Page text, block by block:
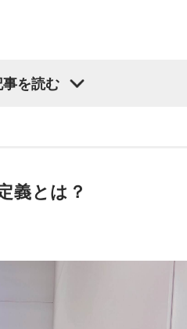
残り3回です。
。とにかく送りまくってみて
ワンワンニャンニャン菊地夫
頂きます。
菊地奥様＞
んの機密性もありません。
に使いましょう。
月25日の第1打席、1アウト3
ーベースを放った)、ケースご
わらなかったので」
本ハムに移籍されて、今シー
ました。他球団を経験してか
ズというチームはどんなチー
を読む
義とは？